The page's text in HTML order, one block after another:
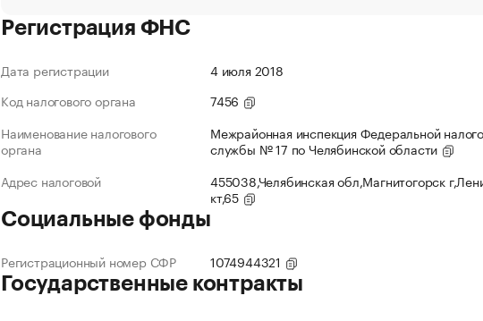
Регистрация ФНС
Дата регистрации
4 июля 2018
Код налогового органа
7456
Наименование налогового
органа
Межрайонная инспекция Федеральной
службы № 17 по Челябинской области
Адрес налоговой
455038,Челябинская обл,Магнитогорск
кт,65
Социальные фонды
Регистрационный номер СФР 1074944321
Государственные контракты